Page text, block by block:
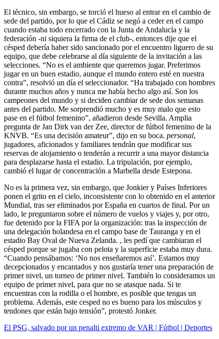
El técnico, sin embargo, se torció el hueso al entrar en el cambio de
sede del partido, por lo que el Cádiz se negó a ceder en el campo
cuando estaba todo encerrado con la Junta de Andalucía y la
federación -ni siquiera la firma de el club-, entonces dije que el
césped debería haber sido sancionado por el encuentro liguero de su
equipo, que debe celebrarse al día siguiente de la invitación a las
selecciones. “No es el ambiente que queremos jugar. Preferimos
jugar en un buen estadio, aunque el mundo entero esté en nuestra
contra”, resolvió un día el seleccionador. “Ha trabajado con hombres
durante muchos años y nunca me había hecho algo así. Son los
campeones del mundo y si deciden cambiar de sede dos semanas
antes del partido. Me sorprendió mucho y es muy malo que esto
pase en el fútbol femenino”, añadieron desde Sevilla. Amplia
pregunta de Jan Dirk van der Zee, director de fútbol femenino de la
KNVB. “Es una decisión amateur”, dijo en su boca. personal,
jugadores, aficionados y familiares tendrán que modificar sus
reservas de alojamiento o tenderán a recurrir a una mayor distancia
para desplazarse hasta el estadio. La tripulación, por ejemplo,
cambió el lugar de concentración a Marbella desde Estepona.
No es la primera vez, sin embargo, que Jonkier y Países Inferiores
ponen el grito en el cielo, inconsistente con lo obtenido en el anterior
Mundial, tras ser eliminados por España en cuartos de final. Por un
lado, le preguntaron sobre el número de vuelos y viajes y, por otro,
fue detenido por la FIFA por la organización: tras la inspección de
una delegación holandesa en el campo base de Tauranga y en el
estadio Bay Oval de Nueva Zelanda. , les pedí que cambiaran el
césped porque se jugaba con pelota y la superficie estaba muy dura.
“Cuando pensábamos: ‘No nos enseñaremos así’. Estamos muy
decepcionados y encantados y nos gustaría tener una preparación de
primer nivel, un torneo de primer nivel. También lo consideramos un
equipo de primer nivel, para que no se atasque nada. Si te
encuentras con la rodilla o el hombre, es posible que tengas un
problema. Además, este cesped no es bueno para los músculos y
tendones que están bajo tensión”, protestó Jonker.
El PSG, salvado por un penalti extremo de VAR | Fútbol | Deportes